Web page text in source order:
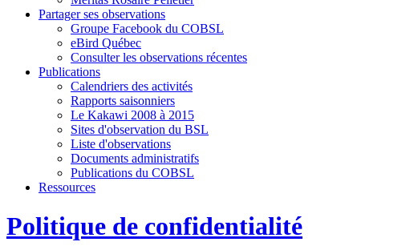
Partager ses observations
Groupe Facebook du COBSL
eBird Québec
Consulter les observations récentes
Publications
Calendriers des activités
Rapports saisonniers
Le Kakawi 2008 à 2015
Sites d'observation du BSL
Liste d'observations
Documents administratifs
Publications du COBSL
Ressources
Politique de confidentialité